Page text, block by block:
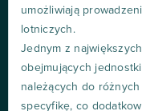
umożliwiają
lotniczych.
Jednym z
obejmujących
należących do
specyfikę, co